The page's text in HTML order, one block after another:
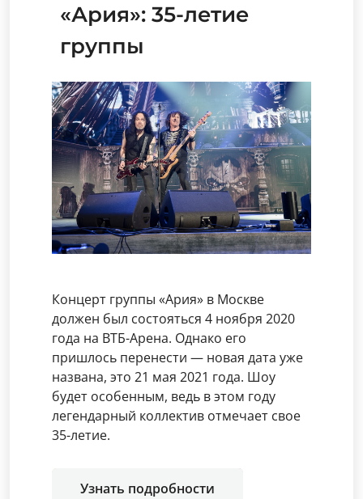
«Ария»: 35-летие
группы
Концерт группы «Ария» в Москве
должен был состояться 4 ноября 2020
года на ВТБ-Арена. Однако его
пришлось перенести — новая дата уже
названа, это 21 мая 2021 года. Шоу
будет особенным, ведь в этом году
легендарный коллектив отмечает свое
35-летие.
Узнать подробности